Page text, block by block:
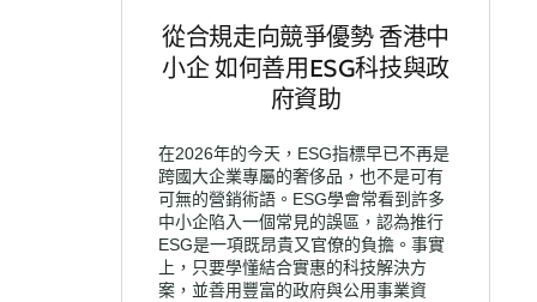
從合規走向競爭優勢 香港中
小企 如何善用ESG科技與政
府資助
在2026年的今天，ESG指標早已不再是
跨國大企業專屬的奢侈品，也不是可有
可無的營銷術語。ESG學會常看到許多
中小企陷入一個常見的誤區，認為推行
ESG是一項既昂貴又官僚的負擔。事實
上，只要學懂結合實惠的科技解決方
案，並善用豐富的政府與公用事業資